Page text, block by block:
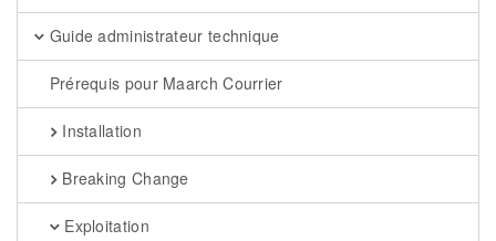
Guide administrateur technique
Prérequis pour Maarch Courrier
Installation
Breaking Change
Exploitation